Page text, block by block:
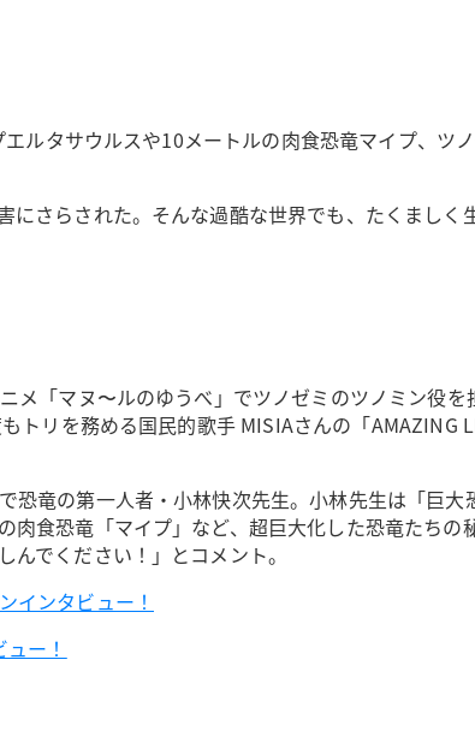
ルタサウルスや10メートルの肉食恐竜マイプ、ツ
さらされた。そんな過酷な世界でも、たくましく
「マヌ〜ルのゆうべ」でツノゼミのツノミン役
リを務める国民的歌手 MISIAさんの「AMAZING
竜の第一人者・小林快次先生。小林先生は「巨
食恐竜「マイプ」など、超巨大化した恐竜たちの
でください！」とコメント。
インタビュー！
ー！